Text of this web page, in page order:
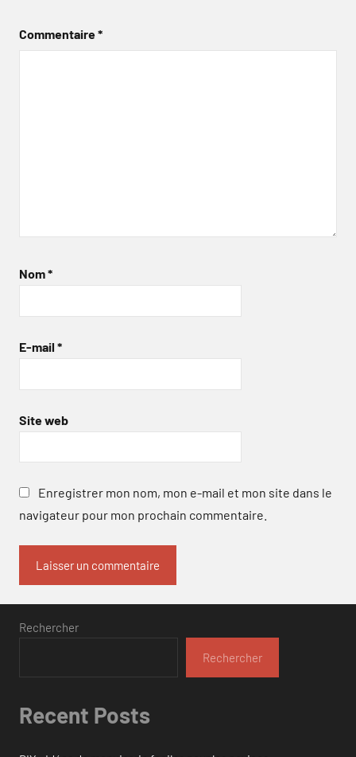
Commentaire*
Nom*
E-mail *
Site web
Enregistrer mon nom, mon e-mail et mon site dans le
navigateur pour mon prochain commentaire.
Rechercher
Rechercher
Recent Posts